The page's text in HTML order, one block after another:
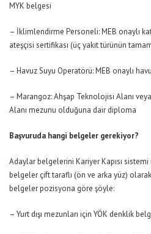
MYK belgesi
– İklimlendirme Personeli: MEB onaylı
ateşçisi sertifikası (üç yakıt türünün
– Havuz Suyu Operatörü: MEB onaylı
– Marangoz: Ahşap Teknolojisi Alanı
Alanı mezunu olduğuna dair diploma
Başvuruda hangi belgeler gerekiyor?
Adaylar belgelerini Kariyer Kapısı
belgeler çift taraflı (ön ve arka yüz)
belgeler pozisyona göre şöyle:
– Yurt dışı mezunları için YÖK denklik